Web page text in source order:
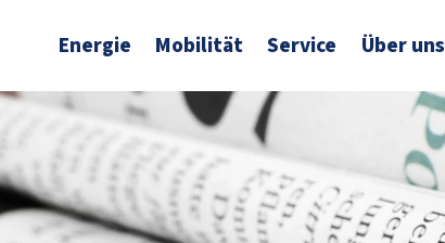
Energie Mobilität Service Über uns